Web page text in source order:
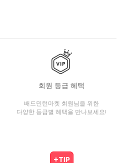
회원 등급 혜택
배드민턴마켓 회원님을 위한
다양한 등급별 혜택을 만나보세요!